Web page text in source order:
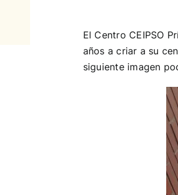
El Centro CEIPSO
años a criar a su
siguiente imagen